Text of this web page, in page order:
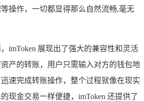
操作，一切都显得那么自然流畅,毫无
imToken 展现出了强大的兼容性和灵活
产的转账，用户只需输入对方的钱包地
速完成转账操作，整个过程就像在现实
现金交易一样便捷，imToken 还提供了